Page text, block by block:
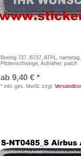
Boeing 737, B737, ATPL,
Pilotenschwinge, Aufnäher, patch
ab 9,40 € *
*inkl. ges. MwSt. zzgl.